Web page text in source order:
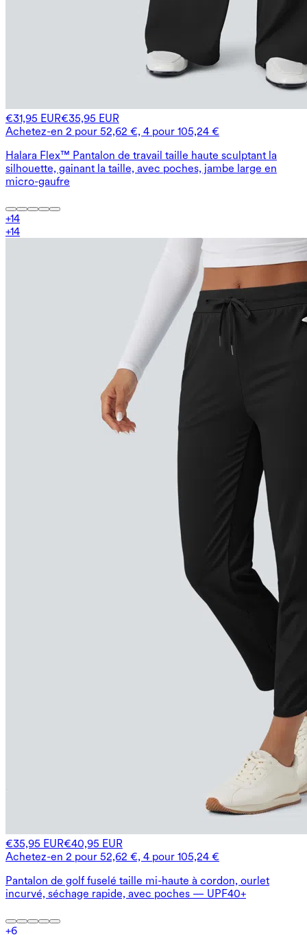
€31,95 EUR€35,95 EUR
Achetez-en 2 pour 52,62 €, 4 pour 105,24 €
Halara Flex™ Pantalon de travail taille haute sculptant la
silhouette, gainant la taille, avec poches, jambe large en
micro-gaufre
+14
+14
€35,95 EUR€40,95 EUR
Achetez-en 2 pour 52,62 €, 4 pour 105,24 €
Pantalon de golf fuselé taille mi-haute à cordon, ourlet
incurvé, séchage rapide, avec poches — UPF40+
+6